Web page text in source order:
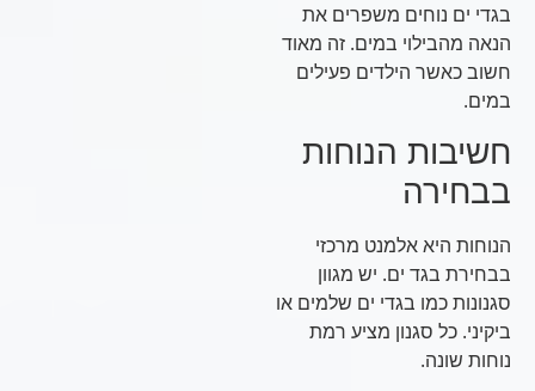
בגדי ים נוחים משפרים את
הנאה מהבילוי במים. זה מאוד
חשוב כאשר הילדים פעילים
במים.
חשיבות הנוחות
בבחירה
הנוחות היא אלמנט מרכזי
בבחירת בגד ים. יש מגוון
סגנונות כמו בגדי ים שלמים או
ביקיני. כל סגנון מציע רמת
נוחות שונה.